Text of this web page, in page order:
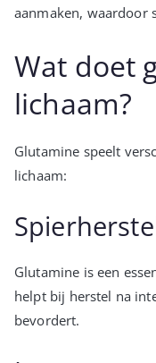
aanmaken, waardoor
Wat doet
lichaam?
Glutamine speelt
lichaam:
Glutamine is een
helpt bij herstel na
bevordert.